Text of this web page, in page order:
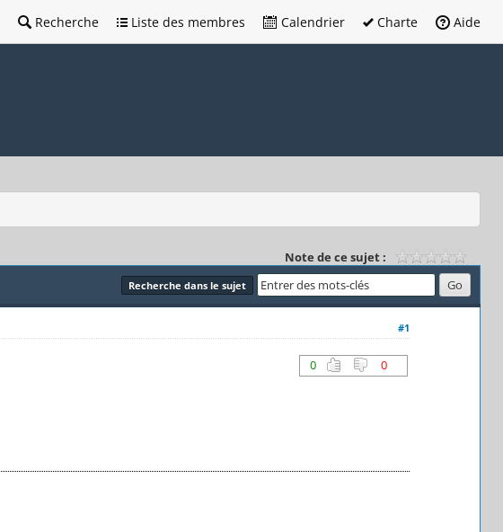
Recherche Liste des membres Calendrier Charte Aide
Note de ce sujet :
Recherche dans le sujet
#1
0 0